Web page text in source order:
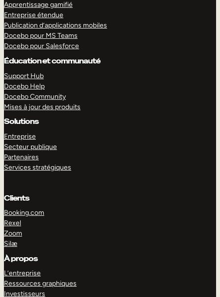
Apprentissage gamifié
Entreprise étendue
Publication d’applications mobiles
Docebo pour MS Teams
Docebo pour Salesforce
Éducation et communauté
Support Hub
Docebo Help
Docebo Community
Mises à jour des produits
Solutions
Entreprise
Secteur publique
Partenaires
Services stratégiques
Clients
Booking.com
Rexel
Zoom
Silæ
À propos
L’entreprise
Ressources graphiques
Investisseurs